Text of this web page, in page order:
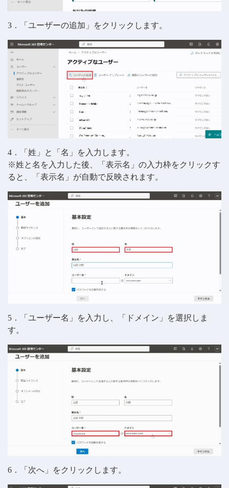
3．「ユーザーの追加」をクリックします。
4．「姓」と「名」を入力します。
※姓と名を入力した後、「表示名」の入力枠をクリックす
ると、「表示名」が自動で反映されます。
5．「ユーザー名」を入力し、「ドメイン」を選択しま
す。
6．「次へ」をクリックします。